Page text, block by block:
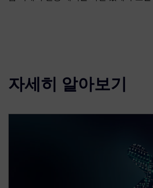
자세히 알아보기